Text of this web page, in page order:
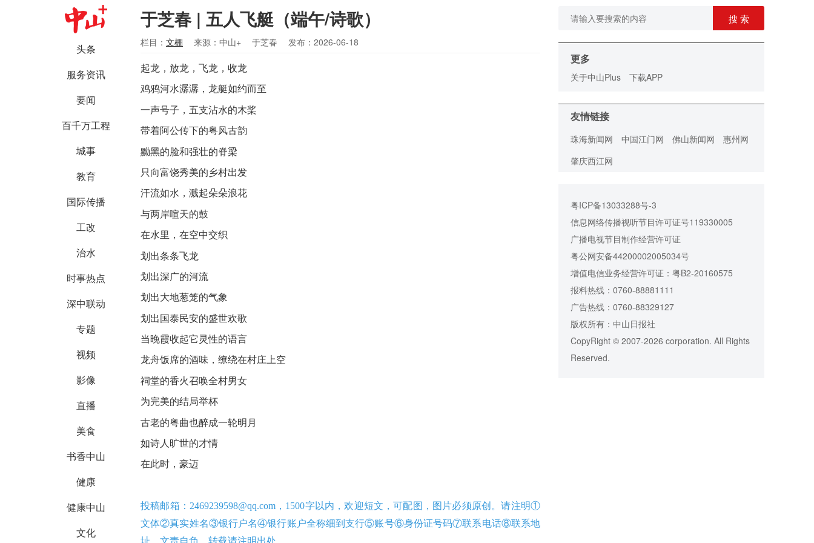
头条
服务资讯
要闻
百千万工程
城事
教育
国际传播
工改
治水
时事热点
深中联动
专题
视频
影像
直播
美食
书香中山
健康
健康中山
文化
于芝春 | 五人飞艇（端午/诗歌）
栏目： 文棚 来源：中山+ 于芝春 发布：2026-06-18
起龙，放龙，飞龙，收龙
鸡鸦河水潺潺，龙艇如约而至
一声号子，五支沾水的木桨
带着阿公传下的粤风古韵
黝黑的脸和强壮的脊梁
只向富饶秀美的乡村出发
汗流如水，溅起朵朵浪花
与两岸喧天的鼓
在水里，在空中交织
划出条条飞龙
划出深广的河流
划出大地葱笼的气象
划出国泰民安的盛世欢歌
当晚霞收起它灵性的语言
龙舟饭席的酒味，缭绕在村庄上空
祠堂的香火召唤全村男女
为完美的结局举杯
古老的粤曲也醉成一轮明月
如诗人旷世的才情
在此时，豪迈
投稿邮箱： 2469239598@qq.com，1 500字以内，欢迎短文，可配图，图片必须原创。请注明①
文体②真实姓名③银行户名④银行账户全称细到支行⑤账号⑥身份证号码⑦联系电话⑧联系地
搜 索
更多
关于中山Plus 下载APP
友情链接
珠海新闻网 中国江门网 佛山新闻网
惠州网
肇庆西江网
粤ICP备13033288号-3
信息网络传播视听节目许可证号119330005
广播电视节目制作经营许可证
粤公网安备44200002005034号
增值电信业务经营许可证：粤B2-20160575
报料热线：0760-88881111
广告热线：0760-88329127
版权所有：中山日报社
CopyRight © 2007-2026 corporation. All Rights
Reserved.